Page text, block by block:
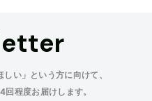
い」という方に向けて、
程度お届けします。